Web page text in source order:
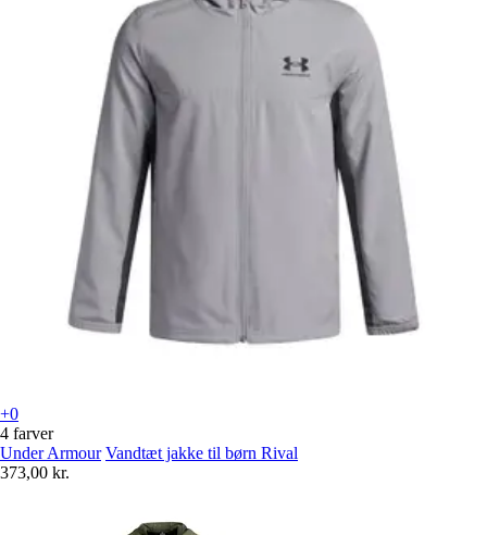
+0
4 farver
Under Armour Vandtæt jakke til børn Rival
373,00 kr.